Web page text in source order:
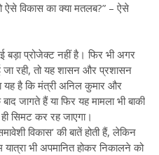
विकास का क्या मतलब?” – ऐसे
बड़ा प्रोजेक्ट नहीं है। फिर भी अगर
जा रही, तो यह शासन और प्रशासन
यह है कि मंत्री अनिल कुमार और
जागते हैं या फिर यह मामला भी बाकी
सिमट कर रह जाएगा।
विकास’ की बातें होती हैं, लेकिन
भी अपमानित होकर निकालने को